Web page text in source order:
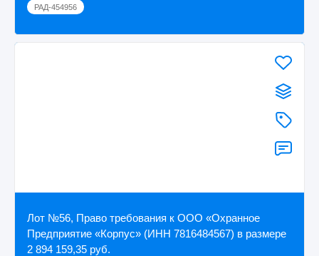
РАД-454956
Лот №56, Право требования к ООО «Охранное
Предприятие «Корпус» (ИНН 7816484567) в размере
2 894 159,35 руб.